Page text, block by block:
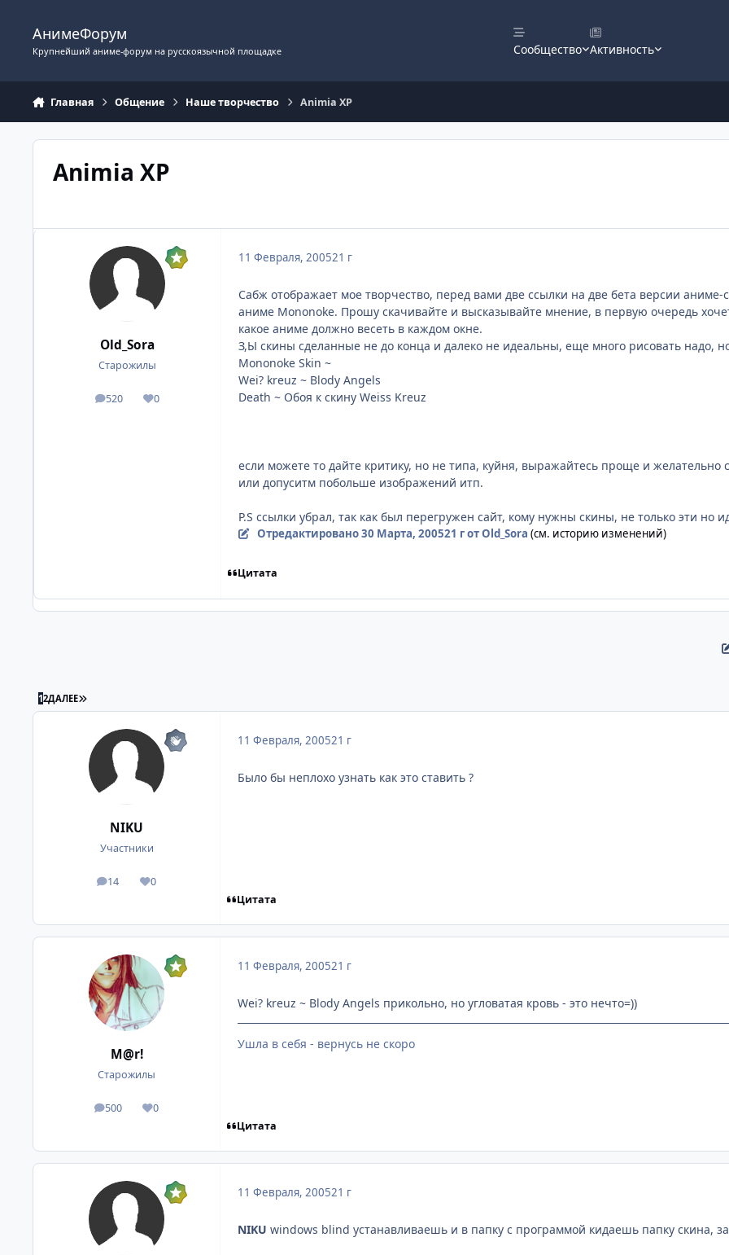
АнимеФорум
Крупнейший аниме-форум на русскоязычной площадке Сообщество Активность
Главная Общение Наше творчество Animia XP
Animia XP
Old_Sora
Старожилы
520
посты 0
Репутация
11 Февраля, 200521 г
Сабж отображает мое творчество, перед вами две ссылки на две бета версии
аниме Mononoke. Прошу скачивайте и высказывайте мнение, в первую очередь
какое аниме должно весеть в каждом окне.
З,Ы скины сделанные не до конца и далеко не идеальны, еще много рисовать надо,
Mononoke Skin ~
Wei? kreuz ~ Blody Angels
Death ~ Обоя к скину Weiss Kreuz
если можете то дайте критику, но не типа, куйня, выражайтесь проще и
или допуситм побольше изображений итп.
P.S ссылки убрал, так как был перегружен сайт, кому нужны скины, не только эти
Отредактировано30 Марта, 200521 гот Old_Sora (см. историю изменений)
Цитата
12ДАЛЕЕ ПОСЛЕДНЯЯ СТРАНИЦА
NIKU
Участники
14
посты 0
Репутация
11 Февраля, 200521 г
Было бы неплохо узнать как это ставить ?
Цитата
M@r!
Старожилы
500
посты 0
Репутация
11 Февраля, 200521 г
Wei? kreuz ~ Blody Angels прикольно, но угловатая кровь - это нечто=))
Ушла в себя - вернусь не скоро
Цитата
11 Февраля, 200521 г
NIKU windows blind устанавливаешь и в папку с программой кидаешь папку скина,